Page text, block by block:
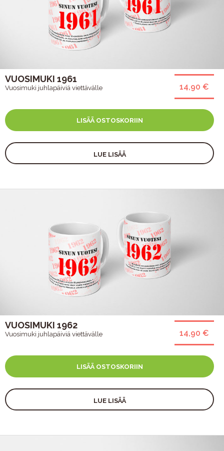
14,90 €
VUOSIMUKI 1961
Vuosimuki juhlapäiviä viettävälle
LISÄÄ OSTOSKORIIN
LUE LISÄÄ
14,90 €
VUOSIMUKI 1962
Vuosimuki juhlapäiviä viettävälle
LISÄÄ OSTOSKORIIN
LUE LISÄÄ